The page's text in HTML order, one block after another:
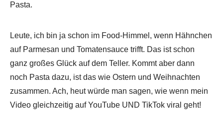
Pasta.
Leute, ich bin ja schon im Food-Himmel, wenn Hähnchen
auf Parmesan und Tomatensauce trifft. Das ist schon
ganz großes Glück auf dem Teller. Kommt aber dann
noch Pasta dazu, ist das wie Ostern und Weihnachten
zusammen. Ach, heut würde man sagen, wie wenn mein
Video gleichzeitig auf YouTube UND TikTok viral geht!